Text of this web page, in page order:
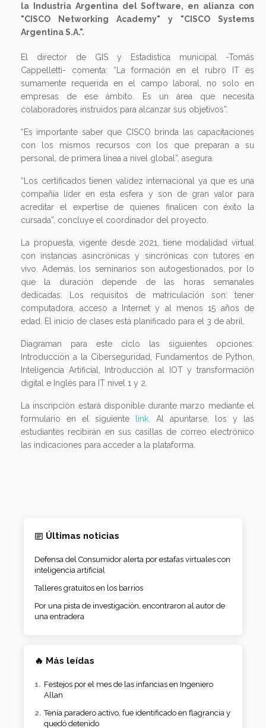
la Industria Argentina del Software, en alianza con
"CISCO Networking Academy" y "CISCO Systems
Argentina S.A.".
El director de GIS y Estadística municipal -Tomás
Cappelletti- comenta: “La formación en el rubro IT es
sumamente requerida en el campo laboral, no solo en
empresas de ese ámbito. Es un área que necesita
colaboradores instruidos para alcanzar sus objetivos”.
“Es importante saber que CISCO brinda las capacitaciones
con los mismos recursos con los que preparan a su
personal, de primera línea a nivel global”, asegura.
“Los certificados tienen validez internacional ya que es una
compañía líder en esta esfera y son de gran valor para
acreditar el expertise de quienes finalicen con éxito la
cursada”, concluye el coordinador del proyecto.
La propuesta, vigente desde 2021, tiene modalidad virtual
con instancias asincrónicas y sincrónicas con tutores en
vivo. Además, los seminarios son autogestionados, por lo
que la duración depende de las horas semanales
dedicadas. Los requisitos de matriculación son: tener
computadora, acceso a Internet y al menos 15 años de
edad. El inicio de clases está planificado para el 3 de abril.
Diagraman para este ciclo las siguientes opciones:
Introducción a la Ciberseguridad, Fundamentos de Python,
Inteligencia Artificial, Introducción al IOT y transformación
digital e Inglés para IT nivel 1 y 2.
La inscripción estará disponible durante marzo mediante el
formulario en el siguiente
link . Al apuntarse, los y las
estudiantes recibirán en sus casillas de correo electrónico
las indicaciones para acceder a la plataforma.
Últimas noticias
Defensa del Consumidor alerta por estafas virtuales con
inteligencia artificial
Talleres gratuitos en los barrios
Por una pista de investigación, encontraron al autor de
una entradera
🔥 Más leídas
Festejos por el mes de las infancias en Ingeniero
Allan
Tenía paradero activo, fue identificado en flagrancia y
quedó detenido